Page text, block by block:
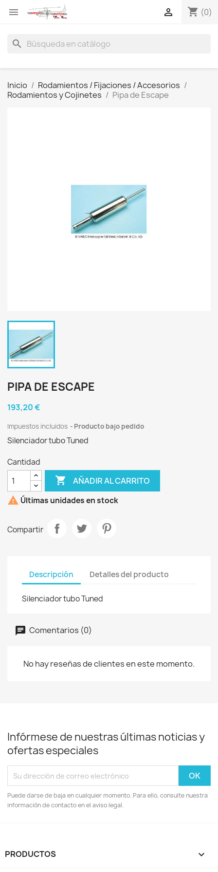
 shopping_cart (0)

search
Inicio
Rodamientos / Fijaciones / Accesorios
Rodamientos y Cojinetes
Pipa de Escape
PIPA DE ESCAPE
193,20 €
Impuestos incluidos Producto bajo pedido
Silenciador tubo Tuned
Cantidad
 AÑADIR AL CARRITO
 Últimas unidades en stock
Compartir
Descripción Detalles del producto
Silenciador tubo Tuned
Comentarios (0)
No hay reseñas de clientes en este momento.
Infórmese de nuestras últimas noticias y
ofertas especiales
Puede darse de baja en cualquier momento. Para ello, consulte nuestra
información de contacto en el aviso legal.
PRODUCTOS 